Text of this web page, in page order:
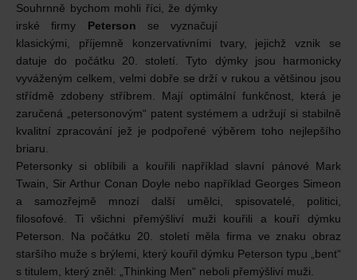
Souhrnně bychom mohli říci, že dýmky
irské firmy Peterson se vyznačují
klasickými, příjemně konzervativními tvary, jejichž vznik se
datuje do počátku 20. století. Tyto dýmky jsou harmonicky
vyváženým celkem, velmi dobře se drží v rukou a většinou jsou
střídmě zdobeny stříbrem. Mají optimální funkčnost, která je
zaručená „petersonovým“ patent systémem a udržují si stabilně
kvalitní zpracování jež je podpořené výběrem toho nejlepšího
briaru.
Petersonky si oblíbili a kouřili například slavní pánové Mark
Twain, Sir Arthur Conan Doyle nebo například Georges Simeon
a samozřejmě mnozí další umělci, spisovatelé, politici,
filosofové. Ti všichni přemýšliví muži kouřili a kouří dýmku
Peterson. Na počátku 20. století měla firma ve znaku obraz
staršího muže s brýlemi, který kouřil dýmku Peterson typu „bent“
s titulem, který zněl: „Thinking Men“ neboli přemýšliví muži.